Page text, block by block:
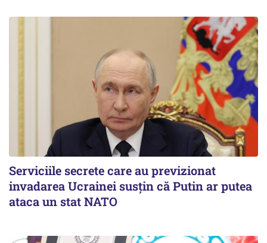
Serviciile secrete care au previzionat
invadarea Ucrainei susțin că Putin ar putea
ataca un stat NATO